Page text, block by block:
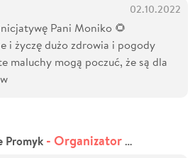
02.10.2022
Pani Moniko 🌻
i życzę dużo zdrowia i pogody
maluchy mogą poczuć, że są dla
Promyk - Organizator zbiórki